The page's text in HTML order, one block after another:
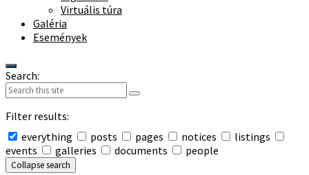
Virtuális túra
Galéria
Események
Search:
Filter results:
everything
posts pages notices
listings
events
galleries documents people
Collapse search